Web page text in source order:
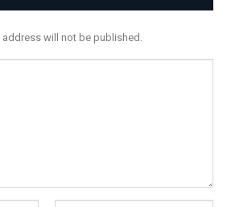
address will not be published.